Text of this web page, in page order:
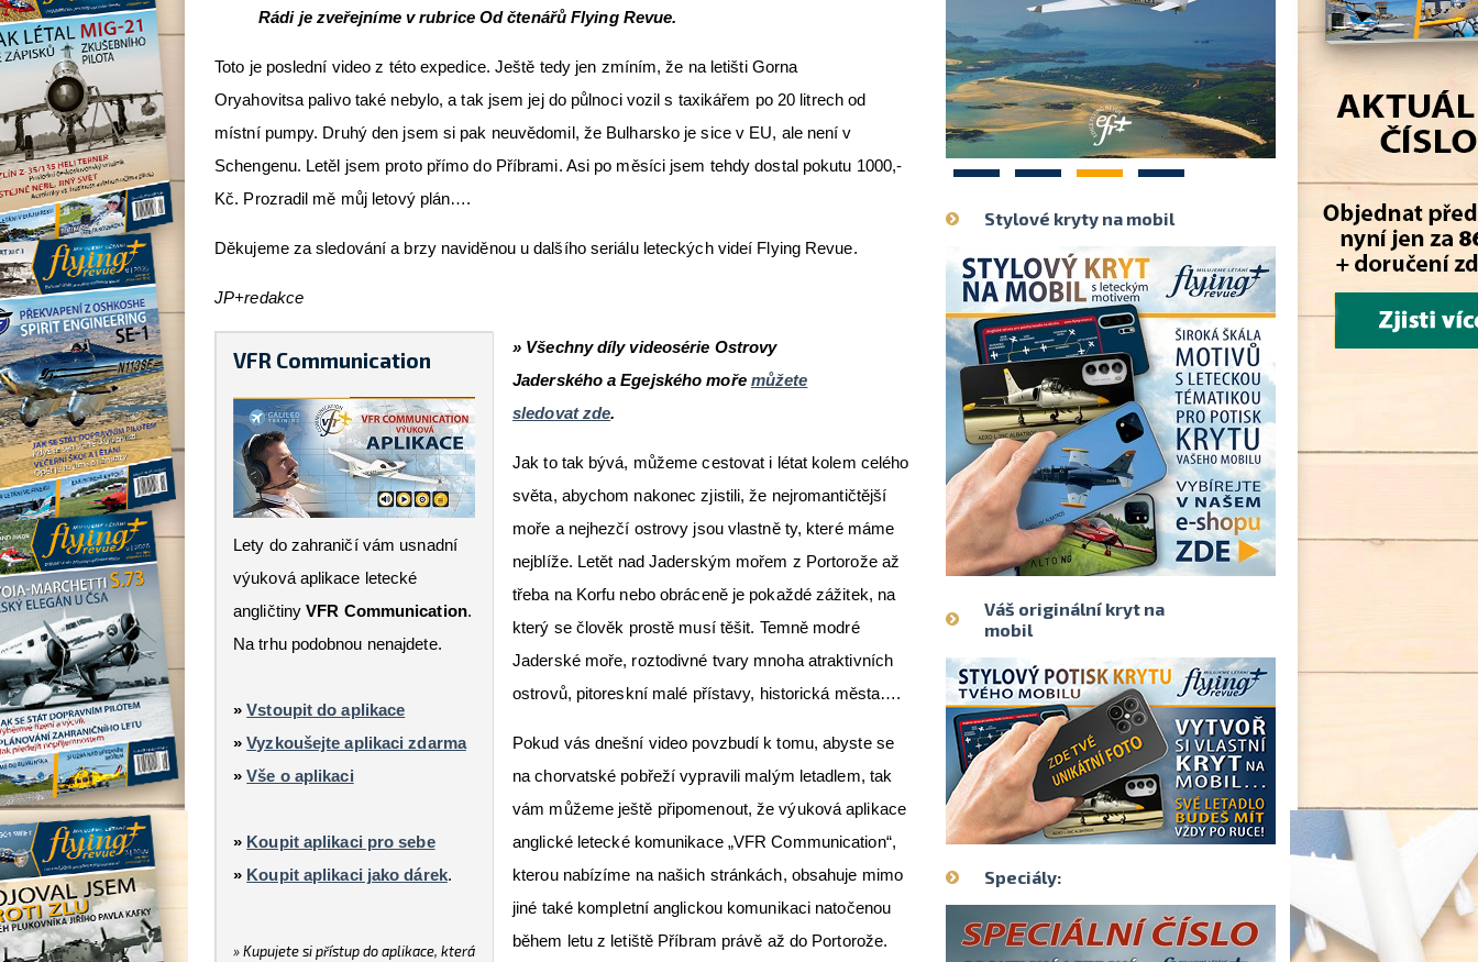
Rádi je zveřejníme v rubrice Od čtenářů Flying Revue.
Toto je poslední video z této expedice. Ještě tedy jen zmíním, že na letišti Gorna
Oryahovitsa palivo také nebylo, a tak jsem jej do půlnoci vozil s taxikářem po 20 litrech od
místní pumpy. Druhý den jsem si pak neuvědomil, že Bulharsko je sice v EU, ale není v
Schengenu. Letěl jsem proto přímo do Příbrami. Asi po měsíci jsem tehdy dostal pokutu 1000,-
Kč. Prozradil mě můj letový plán….
Děkujeme za sledování a brzy naviděnou u dalšího seriálu leteckých videí Flying Revue.
JP+redakce
VFR Communication
Lety do zahraničí vám usnadní
výuková aplikace letecké
angličtinyVFR Communication.
Na trhu podobnou nenajdete.
» Vstoupit do aplikace
» Vyzkoušejte aplikaci zdarma
» Vše o aplikaci
» Koupit aplikaci pro sebe
» Koupit aplikaci jako dárek.
» Kupujete si přístup do aplikace, která
» Všechny díly videosérie Ostrovy
Jaderského a Egejského moře můžete
sledovat zde.
Jak to tak bývá, můžeme cestovat i létat kolem celého
světa, abychom nakonec zjistili, že nejromantičtější
moře a nejhezčí ostrovy jsou vlastně ty, které máme
nejblíže. Letět nad Jaderským mořem z Portorože až
třeba na Korfu nebo obráceně je pokaždé zážitek, na
který se člověk prostě musí těšit. Temně modré
Jaderské moře, roztodivné tvary mnoha atraktivních
ostrovů, pitoreskní malé přístavy, historická města….
Pokud vás dnešní video povzbudí k tomu, abyste se
na chorvatské pobřeží vypravili malým letadlem, tak
vám můžeme ještě připomenout, že výuková aplikace
anglické letecké komunikace „VFR Communication“,
kterou nabízíme na našich stránkách, obsahuje mimo
jiné také kompletní anglickou komunikaci natočenou
během letu z letiště Příbram právě až do Portorože.
1 2 3 4
Stylové kryty na mobil
Váš originální kryt na
mobil
Speciály: